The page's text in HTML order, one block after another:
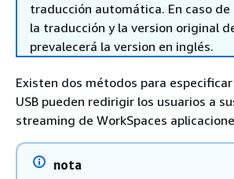
traducción automática. En caso
la traducción y la version original
prevalecerá la version en inglés.
Existen dos métodos para
USB pueden redirigir los usuarios a
streaming de WorkSpaces
nota